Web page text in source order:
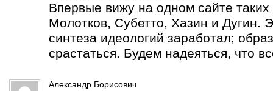
Впервые вижу на одном сайте
Молотков, Субетто, Хазин и Дугин.
синтеза идеологий заработал;
срастаться. Будем надеяться, что
Александр Борисович